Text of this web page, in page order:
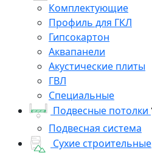
Комплектующие
Профиль для ГКЛ
Гипсокартон
Аквапанели
Акустические плиты
ГВЛ
Специальные
Подвесные потолки
Подвесная система
Сухие строительные